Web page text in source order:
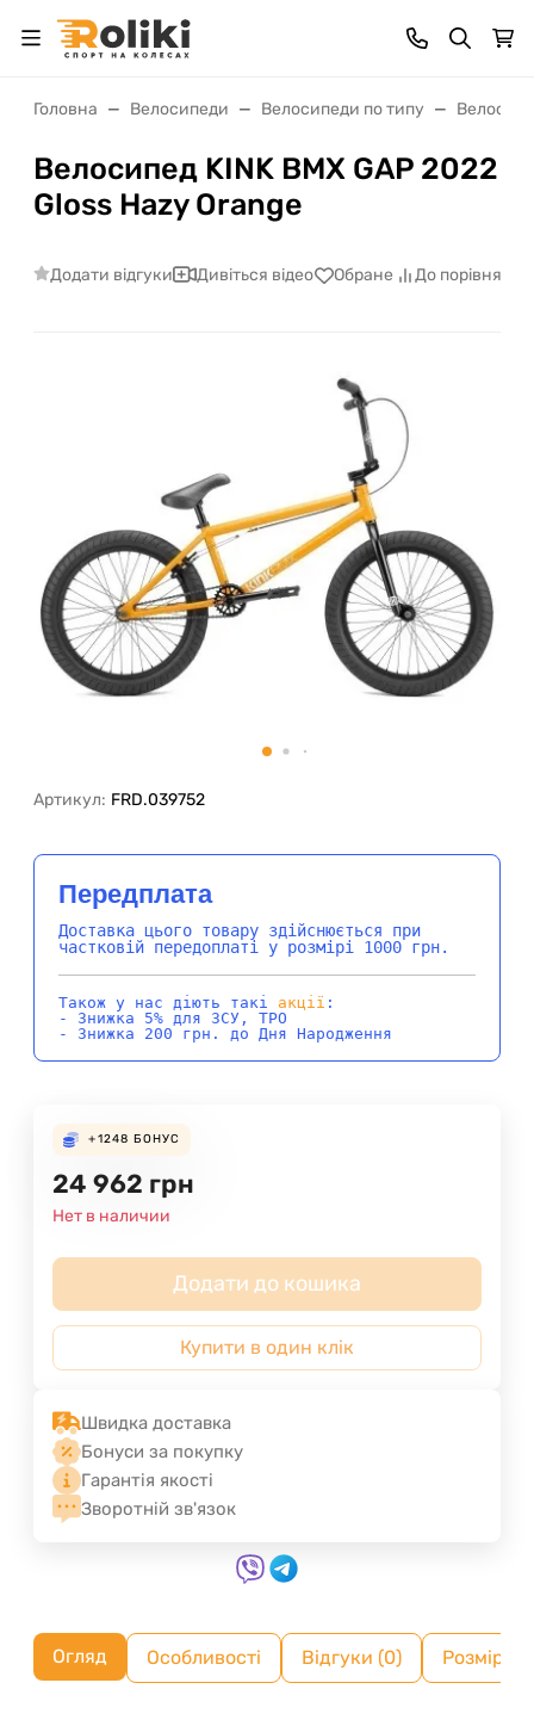
Головна Велосипеди Велосипеди по типу
Велосипед KINK BMX GAP 2022
Gloss Hazy Orange
Додати відгуки Дивіться відео Обране До порівняння
Артикул: FRD.039752
Передплата
Доставка цього товару здійснюється при
частковій передоплаті у розмірі 1000 грн.
Також у нас діють такі акції :
- Знижка 5% для ЗСУ, ТРО
- Знижка 200 грн. до Дня Народження
+1248 БОНУС
24 962 грн
Нет в наличии
Додати до кошика
Купити в один клік
Швидка доставка
Бонуси за покупку
Гарантія якості
Зворотній зв'язок
Огляд Особливості Відгуки (0) Розмірна